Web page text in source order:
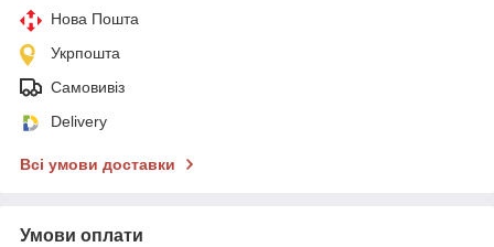
Нова Пошта
Укрпошта
Самовивіз
Delivery
Всі умови доставки
Умови оплати